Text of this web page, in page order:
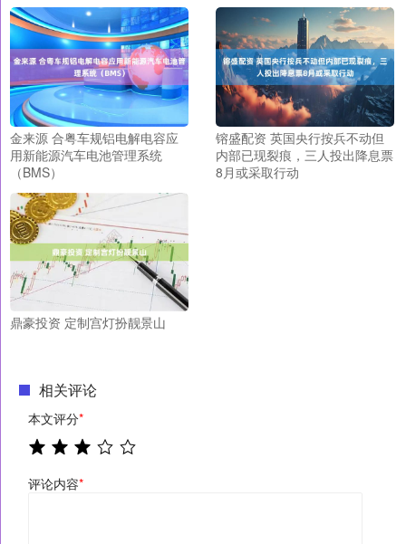
金来源 合粤车规铝电解电容应
用新能源汽车电池管理系统
（BMS）
镕盛配资 英国央行按兵不动但
内部已现裂痕，三人投出降息票
8月或采取行动
鼎豪投资 定制宫灯扮靓景山
相关评论
本文评分*
评论内容*